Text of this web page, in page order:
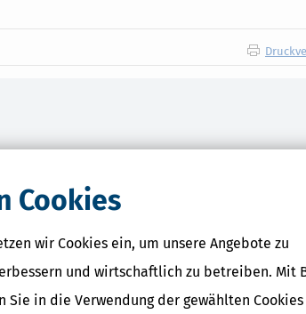
Cookies
wir Cookies ein, um unsere Angebote zu
und wirtschaftlich zu betreiben. Mit
Sie in die Verwendung der gewählten Cookies